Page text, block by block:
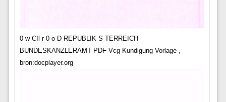
0 w CIl r 0 o D REPUBLIK S TERREICH
BUNDESKANZLERAMT PDF Vcg Kundigung Vorlage ,
bron:docplayer.org